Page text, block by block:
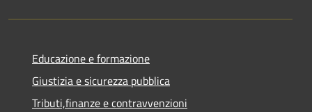
Educazione e formazione
Giustizia e sicurezza pubblica
Tributi,finanze e contravvenzioni